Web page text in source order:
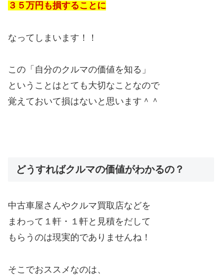
３５万円も損することに
なってしまいます！！
この「自分のクルマの価値を知る」
ということはとても大切なことなので
覚えておいて損はないと思います＾＾
どうすればクルマの価値がわかるの？
中古車屋さんやクルマ買取店などを
まわって１軒・１軒と見積をだして
もらうのは現実的でありませんね！
そこでおススメなのは、